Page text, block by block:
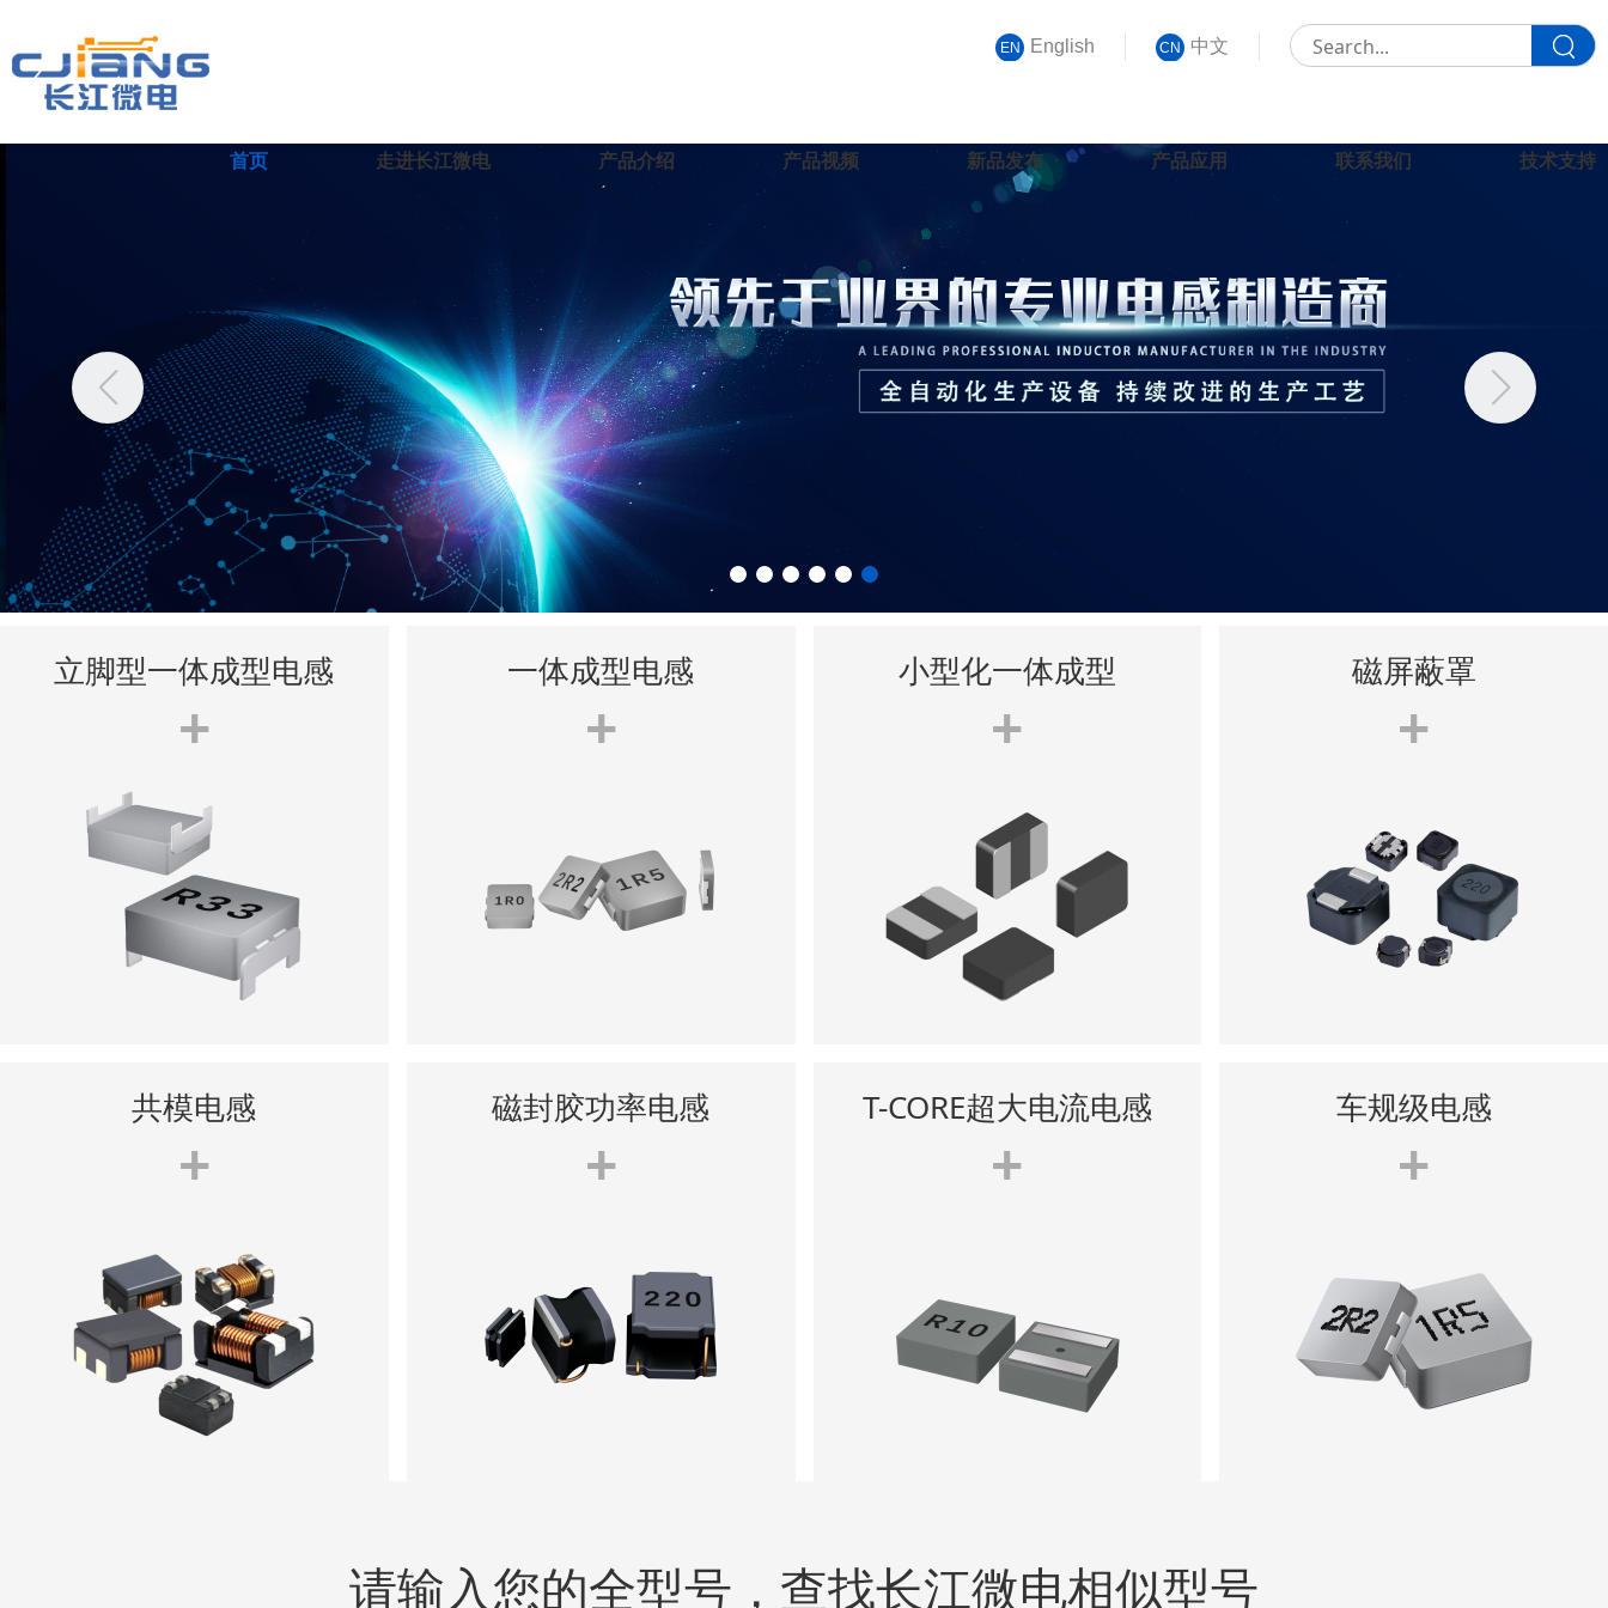
EN English CN 中文
首页 走进长江微电 产品介绍 产品视频 新品发布 产品应用 联系我们 技术支持
立脚型一体成型电感
+
一体成型电感
+
小型化一体成型
+
磁屏蔽罩
+
共模电感
+
磁封胶功率电感
+
T-CORE超大电流电感
+
车规级电感
+
请输入您的全型号，查找长江微电相似型号